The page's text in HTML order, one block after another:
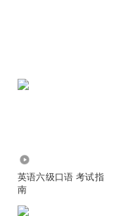
英语六级口语 考试指
南